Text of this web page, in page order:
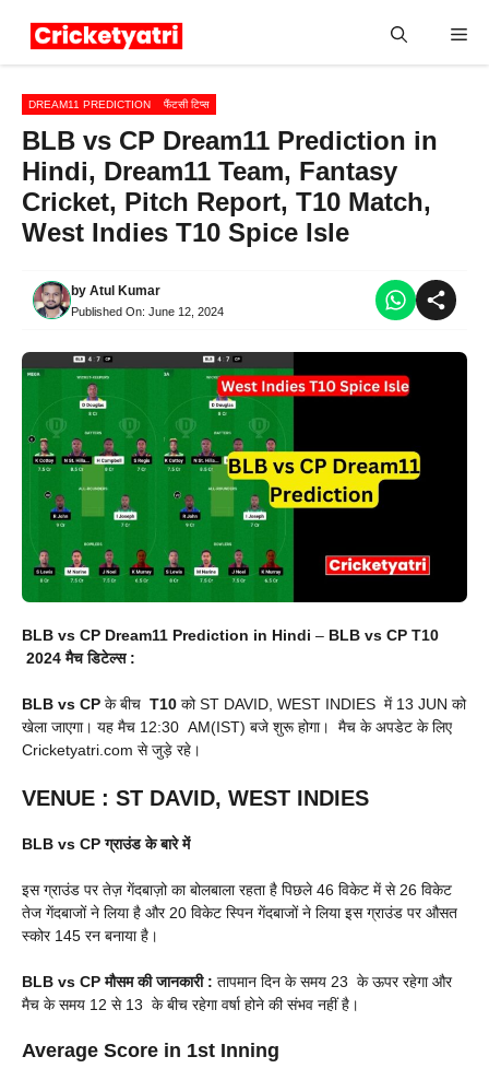
DREAM11 PREDICTION फैंटसी टिप्स
BLB vs CP Dream11 Prediction in
Hindi, Dream11 Team, Fantasy
Cricket, Pitch Report, T10 Match,
West Indies T10 Spice Isle
by Atul Kumar
Published On: June 12, 2024
BLB vs CP Dream11 Prediction in Hindi – BLB vs CP T10
2024 मैच डिटेल्स :
BLB vs CP के बीच T10 को ST DAVID, WEST INDIES में 13 JUN को
खेला जाएगा। यह मैच 12:30 AM(IST) बजे शुरू होगा। मैच के अपडेट के लिए
Cricketyatri.com से जुड़े रहे।
VENUE : ST DAVID, WEST INDIES
BLB vs CP ग्राउंड के बारे में
इस ग्राउंड पर तेज़ गेंदबाज़ो का बोलबाला रहता है पिछले 46 विकेट में से 26 विकेट
तेज गेंदबाजों ने लिया है और 20 विकेट स्पिन गेंदबाजों ने लिया इस ग्राउंड पर औसत
स्कोर 145 रन बनाया है।
BLB vs CPमौसम की जानकारी : तापमान दिन के समय 23 के ऊपर रहेगा और
मैच के समय 12 से 13 के बीच रहेगा वर्षा होने की संभव नहीं है।
Average Score in 1st Inning